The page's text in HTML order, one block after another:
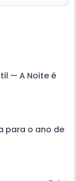
— A Noite é
para o ano de